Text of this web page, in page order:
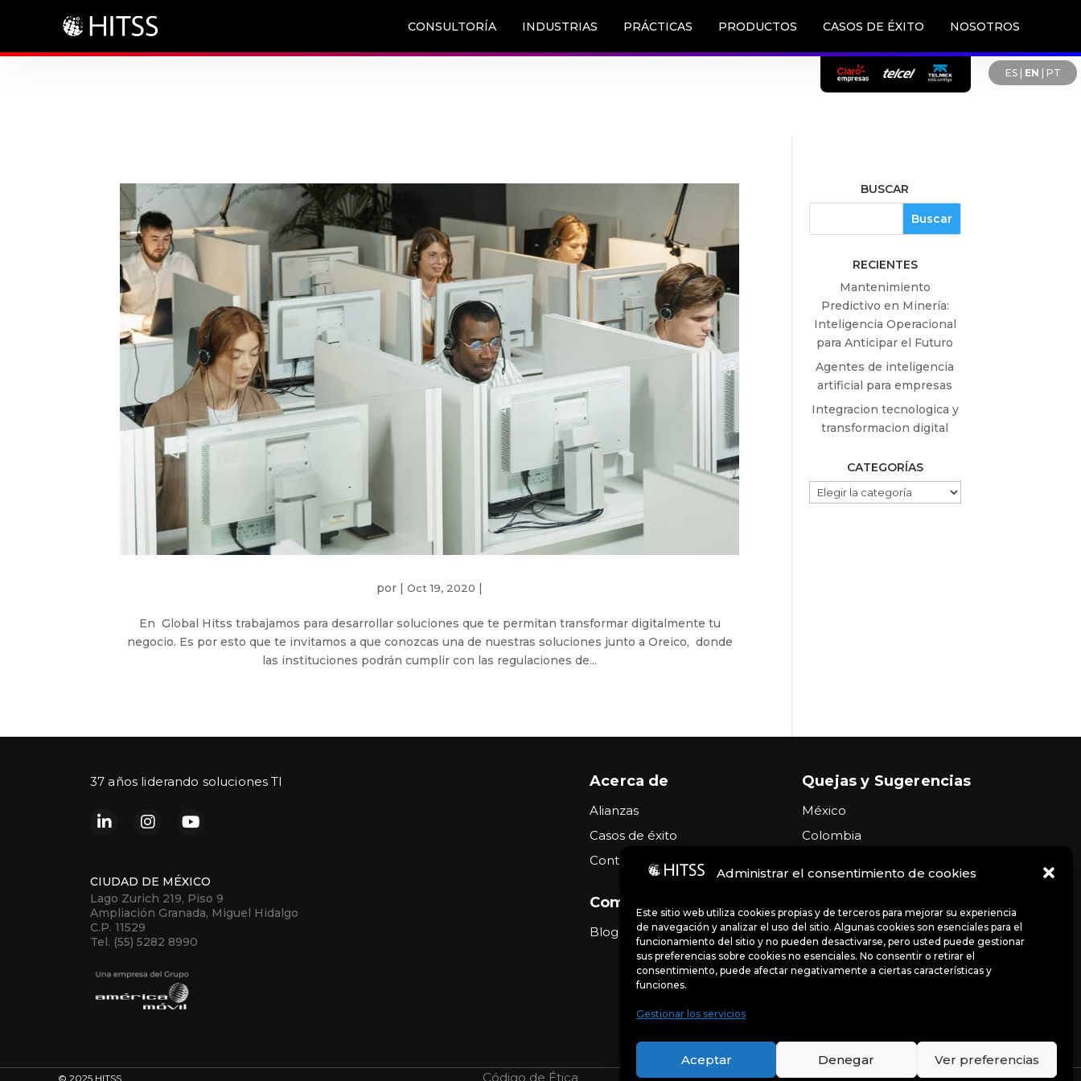
Administrar el consentimiento de cookies
Este sitio web utiliza cookies propias y de terceros para mejorar su experiencia
de navegación y analizar el uso del sitio. Algunas cookies son esenciales para el
funcionamiento del sitio y no pueden desactivarse, pero usted puede gestionar
sus preferencias sobre cookies no esenciales. No consentir o retirar el
consentimiento, puede afectar negativamente a ciertas características y
funciones.
Gestionar los servicios
Aceptar Denegar Ver preferencias
CONSULTORÍA INDUSTRIAS PRÁCTICAS PRODUCTOS CASOS DE ÉXITO NOSOTROS
ES| EN PT
por |Oct 19, 2020 |
En Global Hitss trabajamos para desarrollar soluciones que te permitan transformar digitalmente tu
negocio. Es por esto que te invitamos a que conozcas una de nuestras soluciones junto a Oreico, donde
las instituciones podrán cumplir con las regulaciones de...
BUSCAR
RECIENTES
Mantenimiento
Predictivo en Minería:
Inteligencia Operacional
para Anticipar el Futuro
Agentes de inteligencia
artificial para empresas
Integracion tecnologica y
transformacion digital
CATEGORÍAS
CATEGORÍAS
37 años liderando soluciones TI
CIUDAD DE MÉXICO
Lago Zurich 219, Piso 9
Ampliación Granada, Miguel Hidalgo
C.P. 11529
Tel. (55) 5282 8990
Acerca de
Alianzas
Casos de éxito
Contacto
Comunidad
Blog
Quejas y Sugerencias
México
Colombia
Brasil
Argentina
USA
© 2025 HITSS Código de Ética Portal de denuncias Avisos de privacidad Políticas